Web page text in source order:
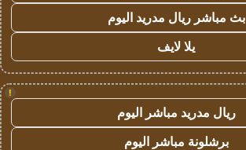
بث مباشر ريال مدريد اليوم
يلا لايف
!
ريال مدريد مباشر اليوم
برشلونة مباشر اليوم